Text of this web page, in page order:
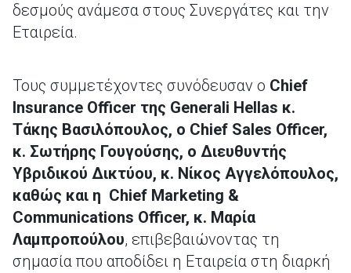
δεσμούς ανάμεσα στους Συνεργάτες και την
Εταιρεία.
Τους συμμετέχοντες συνόδευσαν ο Chief
Insurance Officer της Generali Hellas κ.
Τάκης Βασιλόπουλος, ο Chief Sales Officer,
κ. Σωτήρης Γουγούσης, ο Διευθυντής
Υβριδικού Δικτύου, κ. Νίκος Αγγελόπουλος,
καθώς και η Chief Marketing &
Communications Officer, κ. Μαρία
Λαμπροπούλου, επιβεβαιώνοντας τη
σημασία που αποδίδει η Εταιρεία στη διαρκή